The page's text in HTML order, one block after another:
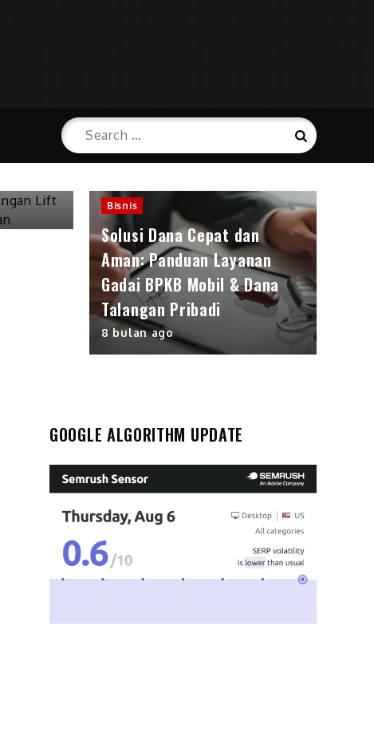
Search
for:
Search
Bisnis
Solusi Dana Cepat dan
Aman: Panduan Layanan
Gadai BPKB Mobil & Dana
Talangan Pribadi
8 bulan ago
GOOGLE ALGORITHM UPDATE